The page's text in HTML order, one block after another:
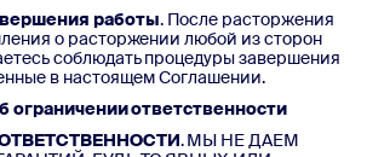
работы. После расторжения
о расторжении любой из сторон
соблюдать процедуры завершения
в настоящем Соглашении.
ограничении ответственности
. МЫ НЕ ДАЕМ